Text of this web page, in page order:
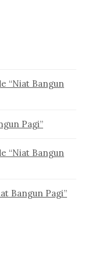
“Niat Bangun
Pagi”
“Niat Bangun
Bangun Pagi”